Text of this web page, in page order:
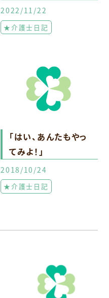
2022/11/22
★介護士日記
「はい、あんたもやっ
てみよ！」
2018/10/24
★介護士日記